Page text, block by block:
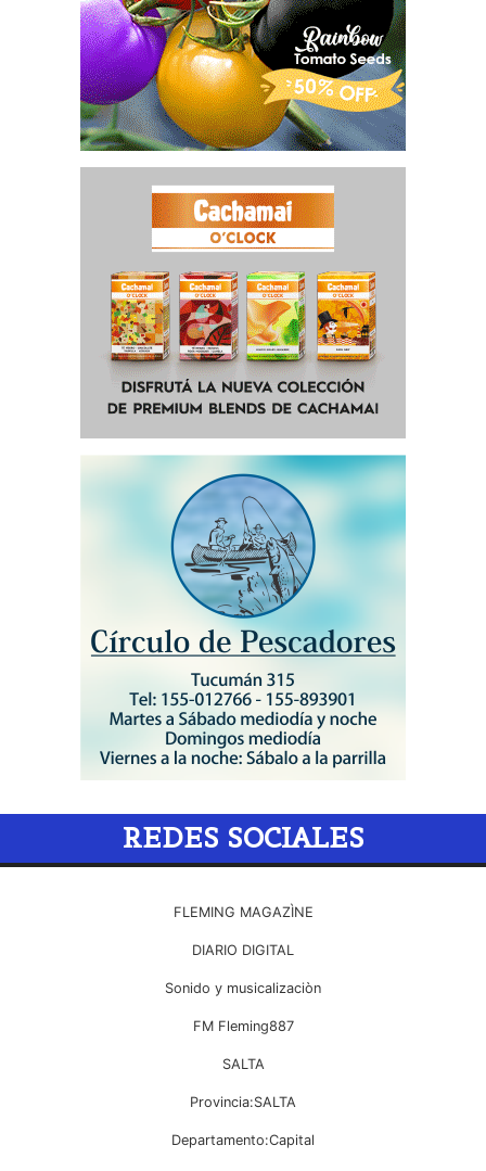
REDES SOCIALES
FLEMING MAGAZÌNE
DIARIO DIGITAL
Sonido y musicalizaciòn
FM Fleming887
SALTA
Provincia:SALTA
Departamento:Capital